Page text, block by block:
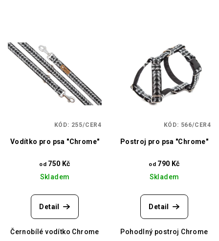
Vodítko pro psa "Chrome"
od 750 Kč
Skladem
Detail
Černobílé vodítko Chrome
KÓD: 255/CER4
Postroj pro psa "Chrome"
od 790 Kč
Skladem
Detail
Pohodlný postroj Chrome
KÓD: 566/CER4